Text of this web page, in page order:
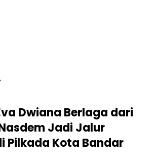
Dwiana Berlaga dari
Jadi Jalur
Pilkada Kota Bandar